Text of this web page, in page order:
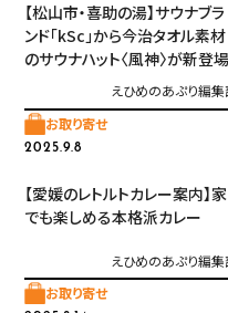
【松山市・喜助の湯】サウナブラ
ンド「kSc」から今治タオル素材
のサウナハット〈風神〉が新登場
えひめのあぷり編
お取り寄せ
2025.9.8
【愛媛のレトルトカレー案内】家
でも楽しめる本格派カレー
えひめのあぷり編
お取り寄せ